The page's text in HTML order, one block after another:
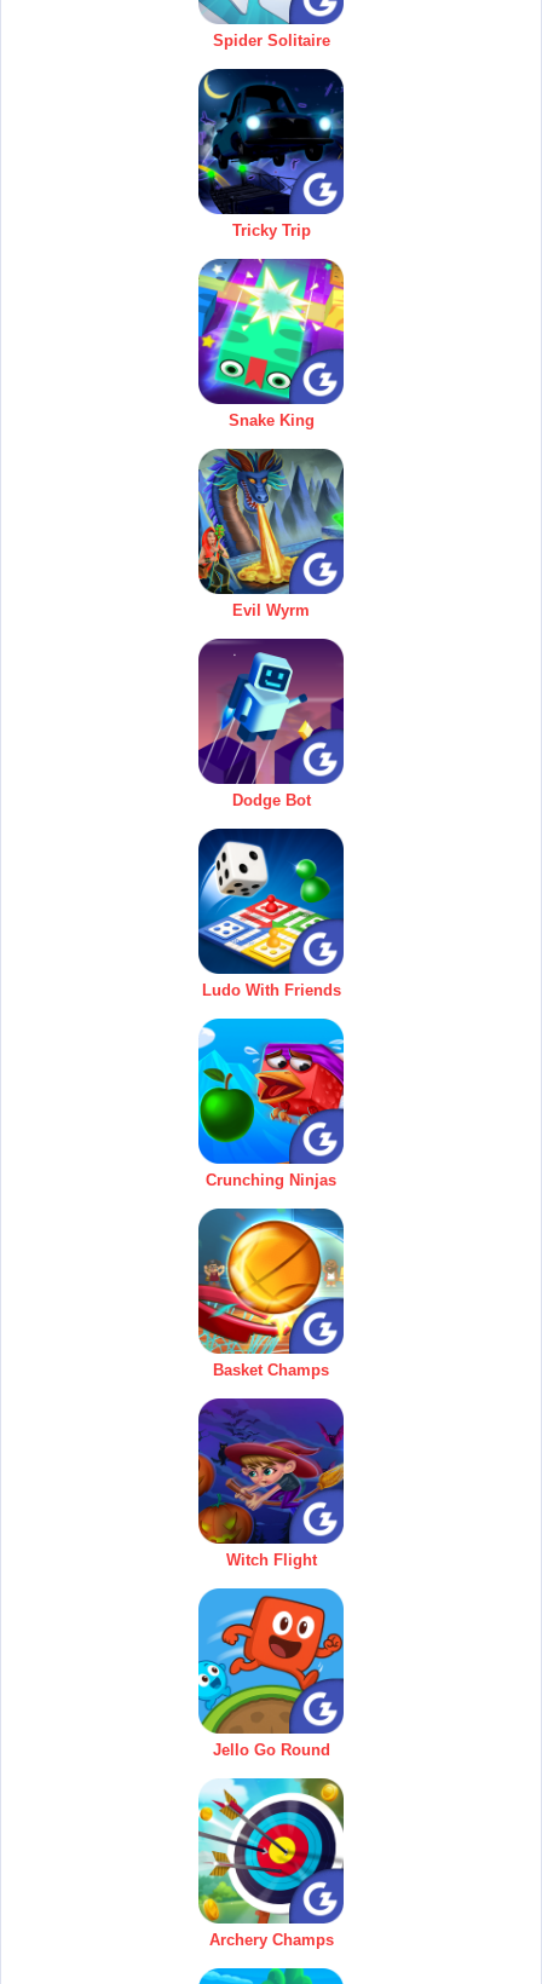
Spider Solitaire
Tricky Trip
Snake King
Evil Wyrm
Dodge Bot
Ludo With Friends
Crunching Ninjas
Basket Champs
Witch Flight
Jello Go Round
Archery Champs